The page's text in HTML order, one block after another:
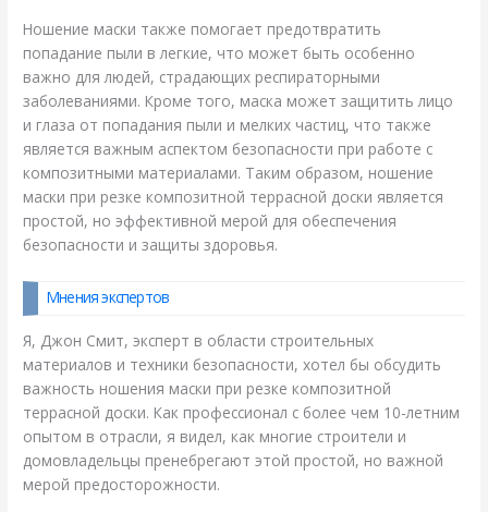
Ношение маски также помогает предотвратить
попадание пыли в легкие, что может быть особенно
важно для людей, страдающих респираторными
заболеваниями. Кроме того, маска может защитить лицо
и глаза от попадания пыли и мелких частиц, что также
является важным аспектом безопасности при работе с
композитными материалами. Таким образом, ношение
маски при резке композитной террасной доски является
простой, но эффективной мерой для обеспечения
безопасности и защиты здоровья.
Мнения экспертов
Я, Джон Смит, эксперт в области строительных
материалов и техники безопасности, хотел бы обсудить
важность ношения маски при резке композитной
террасной доски. Как профессионал с более чем 10-летним
опытом в отрасли, я видел, как многие строители и
домовладельцы пренебрегают этой простой, но важной
мерой предосторожности.